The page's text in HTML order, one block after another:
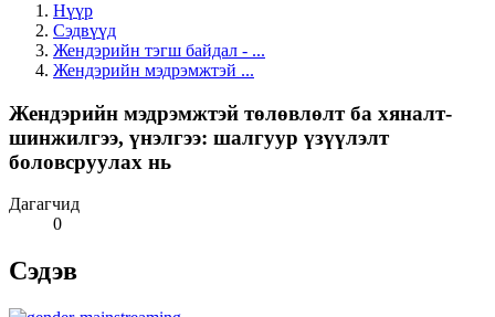
Нүүр
Сэдвүүд
Жендэрийн тэгш байдал - ...
Жендэрийн мэдрэмжтэй ...
Жендэрийн мэдрэмжтэй төлөвлөлт ба хяналт-
шинжилгээ, үнэлгээ: шалгуур үзүүлэлт
боловсруулах нь
Дагагчид
0
Сэдэв